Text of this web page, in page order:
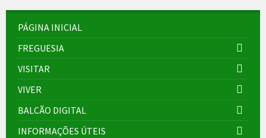
PÁGINA INICIAL
FREGUESIA
VISITAR
VIVER
BALCÃO DIGITAL
INFORMAÇÕES ÚTEIS